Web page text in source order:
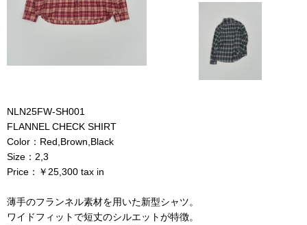
NLN25FW-SH001
FLANNEL CHECK SHIRT
Color：Red,Brown,Black
Size：2,3
Price：￥25,300 tax in
薄手のフランネル素材を用いた新型シャツ。
ワイドフィットで短丈のシルエットが特徴。